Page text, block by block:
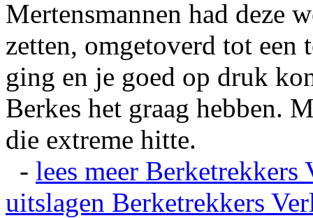
Mertensmannen had deze
zetten, omgetoverd tot
ging en je goed op druk
Berkes het graag hebben.
die extreme hitte.
- lees meer Berketrekkers
uitslagen Berketrekkers